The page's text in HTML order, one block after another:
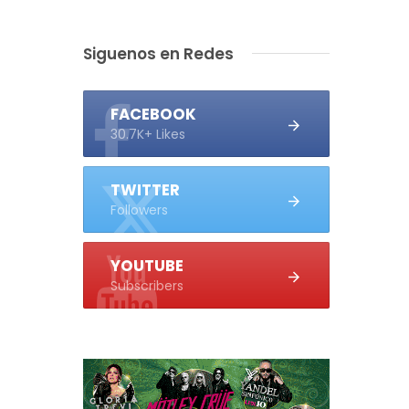
Siguenos en Redes
FACEBOOK
30.7K+ Likes
TWITTER
Followers
YOUTUBE
Subscribers